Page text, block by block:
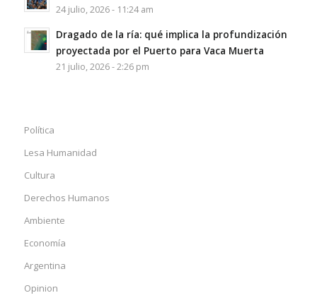
24 julio, 2026 - 11:24 am
Dragado de la ría: qué implica la profundización
proyectada por el Puerto para Vaca Muerta
21 julio, 2026 - 2:26 pm
Política
Lesa Humanidad
Cultura
Derechos Humanos
Ambiente
Economía
Argentina
Opinion